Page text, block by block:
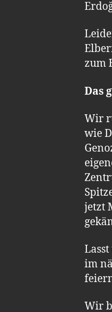
zum
Das
Wir
wie
jetzt
im
Wir